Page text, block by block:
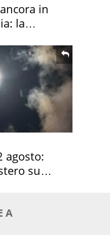
in
la
agosto:
su